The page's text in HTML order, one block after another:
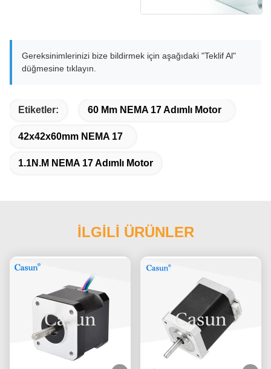
Gereksinimlerinizi bize bildirmek için aşağıdaki "Teklif Al"
düğmesine tıklayın.
Etiketler: 60 Mm NEMA 17 Adımlı Motor
42x42x60mm NEMA 17
1.1N.M NEMA 17 Adımlı Motor
İLGİLİ ÜRÜNLER